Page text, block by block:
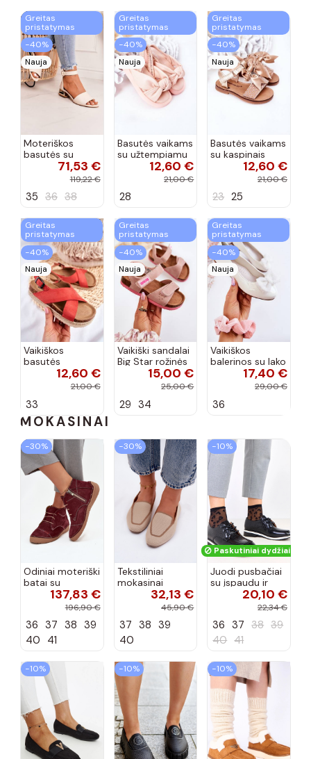
Greitas
pristatymas
−40%
Nauja
Moteriškos
basutės su
aukso spalvos
kulniukais Laura
spalvos
71,53 €
119,22 €
35 36 38
Greitas
pristatymas
−40%
Nauja
Basutės vaikams
su užtempiamu
užsegimu
rožinės spalvos
12,60 €
21,00 €
28
Greitas
pristatymas
−40%
Nauja
Basutės vaikams
su kaspinais
aukso spalvos
12,60 €
21,00 €
23 25
Greitas
pristatymas
−40%
Nauja
Vaikiškos
basutės
koralinės12,60 €
21,00 €
33
Greitas
pristatymas
−40%
Nauja
Vaikiški sandalai
Big Star rožinės
spalvos15,00 €
25,00 €
29 34
Greitas
pristatymas
−40%
Nauja
Vaikiškos
balerinos su lako
efektu ir
kaspinais baltos
17,40 €
29,00 €
36
MOKASINAI
−30%
Odiniai moteriški
batai su
siūlėmis, pilies
tipo, Artiker
spalvos
137,83 €
196,90 €
36 37 38 39
40 41
−30%
Tekstiliniai
mokasinai
smėlio spalvos
32,13 €
45,90 €
37 38 39
40
−10%
Paskutiniai dydžiai!
Juodi pusbačiai
su įspaudu ir
kvadratiniu
priekiu Kerawa
20,10 €
22,34 €
36 37 38 39
40 41
−10% −10% −10%